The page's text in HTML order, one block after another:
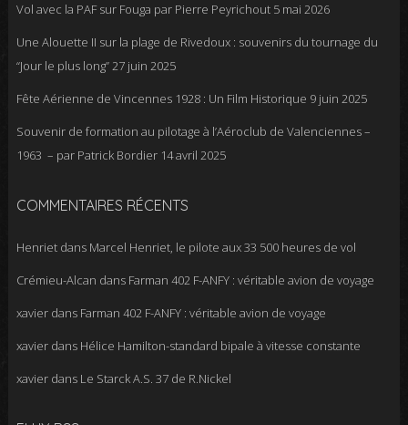
Vol avec la PAF sur Fouga par Pierre Peyrichout 5 mai 2026
Une Alouette II sur la plage de Rivedoux : souvenirs du tournage du
“Jour le plus long”27 juin 2025
Fête Aérienne de Vincennes 1928 : Un Film Historique 9 juin 2025
Souvenir de formation au pilotage à l’Aéroclub de Valenciennes –
1963 – par Patrick Bordier 14 avril 2025
COMMENTAIRES RÉCENTS
Henrietdans Marcel Henriet, le pilote aux 33 500 heures de vol
Crémieu-Alcan dans Farman 402 F-ANFY : véritable avion de voyage
xavierdans Farman 402 F-ANFY : véritable avion de voyage
xavierdans Hélice Hamilton-standard bipale à vitesse constante
xavierdans Le Starck A.S. 37 de R.Nickel